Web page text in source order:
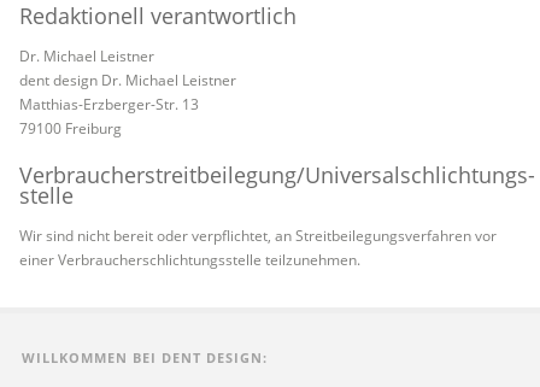
Redaktionell verantwortlich
Dr. Michael Leistner
dent design Dr. Michael Leistner
Matthias-Erzberger-Str. 13
79100 Freiburg
Verbraucher­streit­beilegung/Universal­schlichtungs­
stelle
Wir sind nicht bereit oder verpflichtet, an Streitbeilegungsverfahren vor
einer Verbraucherschlichtungsstelle teilzunehmen.
WILLKOMMEN BEI DENT DESIGN: